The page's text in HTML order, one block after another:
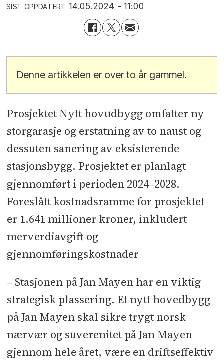
SIST OPPDATERT 14.05.2024 - 11:00
Denne artikkelen er over to år gammel.
Prosjektet Nytt hovudbygg omfatter ny
storgarasje og erstatning av to naust og
dessuten sanering av eksisterende
stasjonsbygg. Prosjektet er planlagt
gjennomført i perioden 2024–2028.
Foreslått kostnadsramme for prosjektet
er 1.641 millioner kroner, inkludert
merverdiavgift og
gjennomføringskostnader
– Stasjonen på Jan Mayen har en viktig
strategisk plassering. Et nytt hovedbygg
på Jan Mayen skal sikre trygt norsk
nærvær og suverenitet på Jan Mayen
gjennom hele året, være en driftseffektiv